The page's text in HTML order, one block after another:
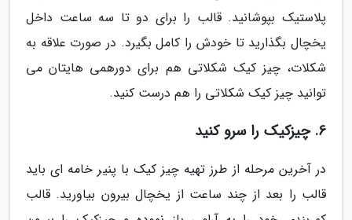
پلاستیک بپوشانید. قالب را برای دو تا سه ساعت داخل
یخچال بگذارید تا خودش را کامل بگیرد. در صورت علاقه به
شکلات، چیز کیک شکلاتی هم برای دورهمی هایتان می
توانید چیز کیک شکلاتی را هم درست کنید.
6. چیزکیک را سرو کنید
در آخرین مرحله از طرز تهیه چیز کیک با پنیر خامه ای باید
قالب را بعد از چند ساعت از یخچال بیرون بیاورید. قالب